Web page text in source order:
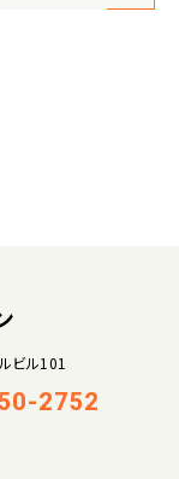
ビル101
2752